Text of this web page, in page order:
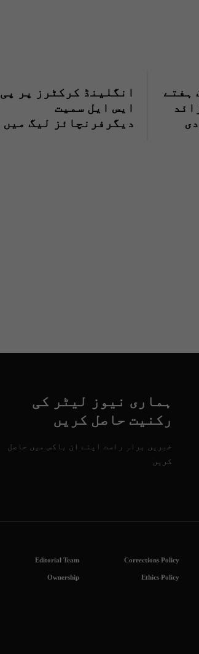
ہفتے
سے زائد
انگلینڈ کرکٹرز پر پی
ایس ایل سمیت
دیگرفرنچائز لیگ میں
ہماری نیوز لیٹر کی
رکنیت حاصل کریں
خبریں براہِ راست اپنے ان باکس میں حاصل
کریں
Corrections Policy
Editorial Team
Ethics Policy
Ownership